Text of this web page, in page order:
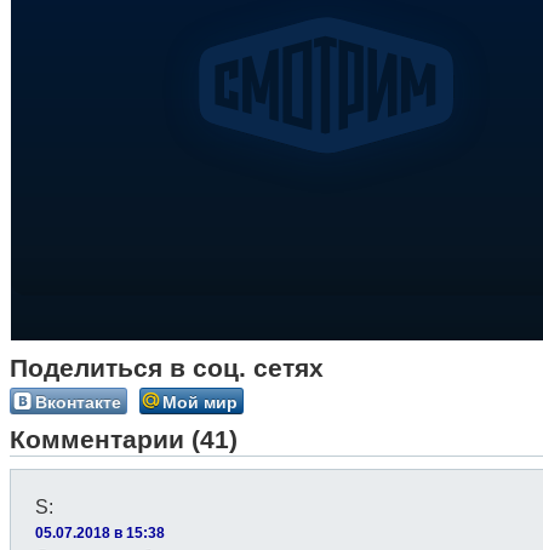
Поделиться в соц. сетях
Вконтакте Мой мир
Комментарии (41)
S:
05.07.2018 в 15:38